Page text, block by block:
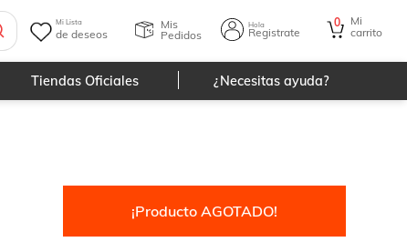
Mi Lista
de deseos
Mis
Pedidos
Hola
Registrate
0
Mi
carrito
Tiendas Oficiales ¿Necesitas ayuda?
¡Producto AGOTADO!